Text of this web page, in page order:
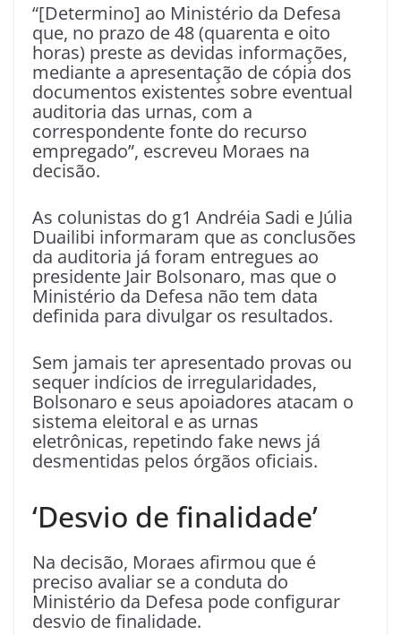
“[Determino] ao Ministério da Defesa
que, no prazo de 48 (quarenta e oito
horas) preste as devidas informações,
mediante a apresentação de cópia dos
documentos existentes sobre eventual
auditoria das urnas, com a
correspondente fonte do recurso
empregado”, escreveu Moraes na
decisão.
As colunistas do g1 Andréia Sadi e Júlia
Duailibi informaram que as conclusões
da auditoria já foram entregues ao
presidente Jair Bolsonaro, mas que o
Ministério da Defesa não tem data
definida para divulgar os resultados.
Sem jamais ter apresentado provas ou
sequer indícios de irregularidades,
Bolsonaro e seus apoiadores atacam o
sistema eleitoral e as urnas
eletrônicas, repetindo fake news já
desmentidas pelos órgãos oficiais.
‘Desvio de finalidade’
Na decisão, Moraes afirmou que é
preciso avaliar se a conduta do
Ministério da Defesa pode configurar
desvio de finalidade.